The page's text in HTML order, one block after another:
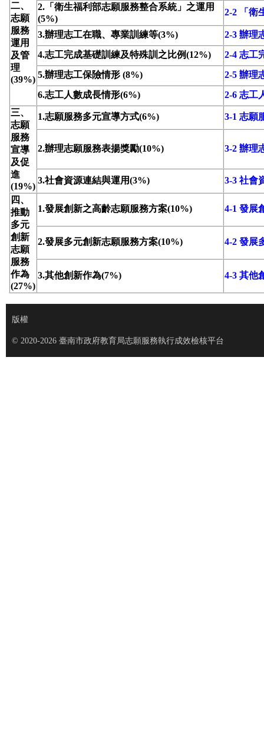
二、
志願
服務
運用
及管
理
(39%)
2.「衛生福利部志願服務整合系統」之運用
(5%)
2-2 「衛
3.辦理志工在職、專業訓練等(3%)
2-3 辦理
4.志工完成基礎訓練及特殊訓之比例(12%)
2-4 志工
5.辦理志工保險情形 (8%)
2-5 辦理
6.志工人數成長情形(6%)
2-6 志工
三、
志願
服務
宣導
及促
進
(19%)
1.志願服務多元宣導方式(6%) 3-1 志願
2.辦理志願服務表揚獎勵(10%) 3-2 辦理
3.社會資源連結與運用(3%)
3-3 社會
四、
推動
多元
創新
志願
服務
作為
(27%)
1.發展創新之高齡志願服務方案(10%) 4-1 發展
2.發展多元創新志願服務方案(10%) 4-2 發展
3.其他創新作為(7%) 4-3 其他
版權
© 2020-2026 臺南市政府教育局志願服務執行成效檢核平台